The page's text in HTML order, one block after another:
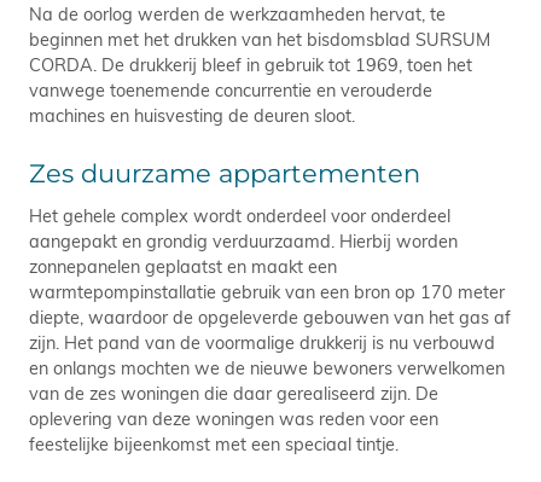
Na de oorlog werden de werkzaamheden hervat, te
beginnen met het drukken van het bisdomsblad SURSUM
CORDA. De drukkerij bleef in gebruik tot 1969, toen het
vanwege toenemende concurrentie en verouderde
machines en huisvesting de deuren sloot.
Zes duurzame appartementen
Het gehele complex wordt onderdeel voor onderdeel
aangepakt en grondig verduurzaamd. Hierbij worden
zonnepanelen geplaatst en maakt een
warmtepompinstallatie gebruik van een bron op 170 meter
diepte, waardoor de opgeleverde gebouwen van het gas af
zijn. Het pand van de voormalige drukkerij is nu verbouwd
en onlangs mochten we de nieuwe bewoners verwelkomen
van de zes woningen die daar gerealiseerd zijn. De
oplevering van deze woningen was reden voor een
feestelijke bijeenkomst met een speciaal tintje.